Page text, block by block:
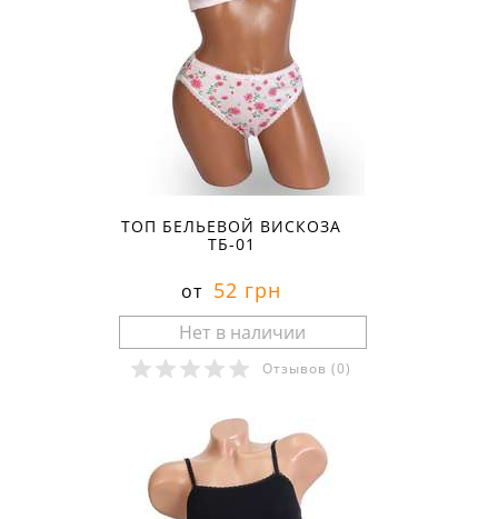
ТОП БЕЛЬЕВОЙ ВИСКОЗА
ТБ-01
от 52 грн
Отзывов (0)